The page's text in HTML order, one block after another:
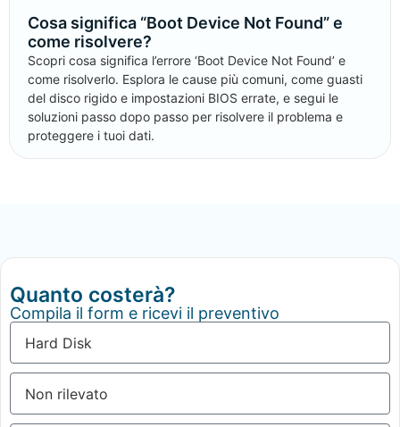
Cosa significa “Boot Device Not Found” e
come risolvere?
Scopri cosa significa l’errore ‘Boot Device Not Found’ e
come risolverlo. Esplora le cause più comuni, come guasti
del disco rigido e impostazioni BIOS errate, e segui le
soluzioni passo dopo passo per risolvere il problema e
proteggere i tuoi dati.
Quanto costerà?
Compila il form e ricevi il preventivo